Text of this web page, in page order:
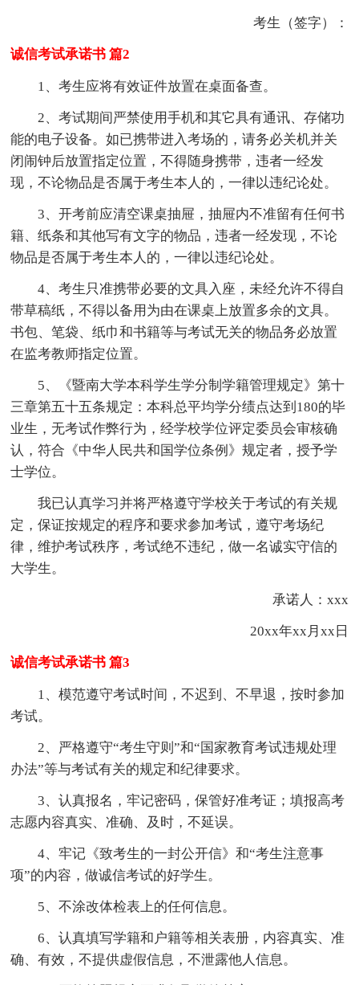
考生（签字）：
诚信考试承诺书 篇2
1、考生应将有效证件放置在桌面备查。
2、考试期间严禁使用手机和其它具有通讯、存储功
能的电子设备。如已携带进入考场的，请务必关机并关
闭闹钟后放置指定位置，不得随身携带，违者一经发
现，不论物品是否属于考生本人的，一律以违纪论处。
3、开考前应清空课桌抽屉，抽屉内不准留有任何书
籍、纸条和其他写有文字的物品，违者一经发现，不论
物品是否属于考生本人的，一律以违纪论处。
4、考生只准携带必要的文具入座，未经允许不得自
带草稿纸，不得以备用为由在课桌上放置多余的文具。
书包、笔袋、纸巾和书籍等与考试无关的物品务必放置
在监考教师指定位置。
5、《暨南大学本科学生学分制学籍管理规定》第十
三章第五十五条规定：本科总平均学分绩点达到180的毕
业生，无考试作弊行为，经学校学位评定委员会审核确
认，符合《中华人民共和国学位条例》规定者，授予学
士学位。
我已认真学习并将严格遵守学校关于考试的有关规
定，保证按规定的程序和要求参加考试，遵守考场纪
律，维护考试秩序，考试绝不违纪，做一名诚实守信的
大学生。
承诺人：xxx
20xx年xx月xx日
诚信考试承诺书 篇3
1、模范遵守考试时间，不迟到、不早退，按时参加
考试。
2、严格遵守“考生守则”和“国家教育考试违规处理
办法”等与考试有关的规定和纪律要求。
3、认真报名，牢记密码，保管好准考证；填报高考
志愿内容真实、准确、及时，不延误。
4、牢记《致考生的一封公开信》和“考生注意事
项”的内容，做诚信考试的好学生。
5、不涂改体检表上的任何信息。
6、认真填写学籍和户籍等相关表册，内容真实、准
确、有效，不提供虚假信息，不泄露他人信息。